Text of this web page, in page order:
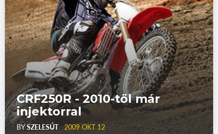
CRF250R - 2010-től már
injektorral
BYSZELESÚT 2009 OKT 12